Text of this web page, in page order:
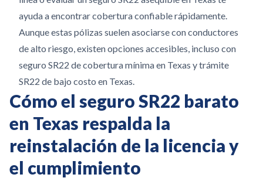
ayuda a encontrar cobertura confiable rápidamente.
Aunque estas pólizas suelen asociarse con conductores
de alto riesgo, existen opciones accesibles, incluso con
seguro SR22 de cobertura mínima en Texas y trámite
SR22 de bajo costo en Texas.
Cómo el seguro SR22 barato
en Texas respalda la
reinstalación de la licencia y
el cumplimiento